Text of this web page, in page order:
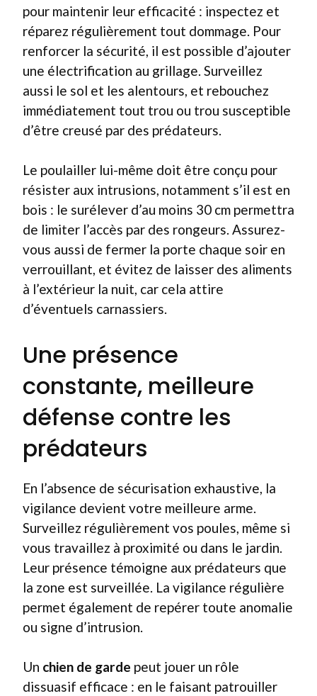
pour maintenir leur efficacité : inspectez et
réparez régulièrement tout dommage. Pour
renforcer la sécurité, il est possible d’ajouter
une électrification au grillage. Surveillez
aussi le sol et les alentours, et rebouchez
immédiatement tout trou ou trou susceptible
d’être creusé par des prédateurs.
Le poulailler lui-même doit être conçu pour
résister aux intrusions, notamment s’il est en
bois : le surélever d’au moins 30 cm permettra
de limiter l’accès par des rongeurs. Assurez-
vous aussi de fermer la porte chaque soir en
verrouillant, et évitez de laisser des aliments
à l’extérieur la nuit, car cela attire
d’éventuels carnassiers.
Une présence
constante, meilleure
défense contre les
prédateurs
En l’absence de sécurisation exhaustive, la
vigilance devient votre meilleure arme.
Surveillez régulièrement vos poules, même si
vous travaillez à proximité ou dans le jardin.
Leur présence témoigne aux prédateurs que
la zone est surveillée. La vigilance régulière
permet également de repérer toute anomalie
ou signe d’intrusion.
Un chien de garde peut jouer un rôle
dissuasif efficace : en le faisant patrouiller